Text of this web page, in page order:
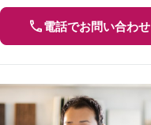
電話でお問い合わせ